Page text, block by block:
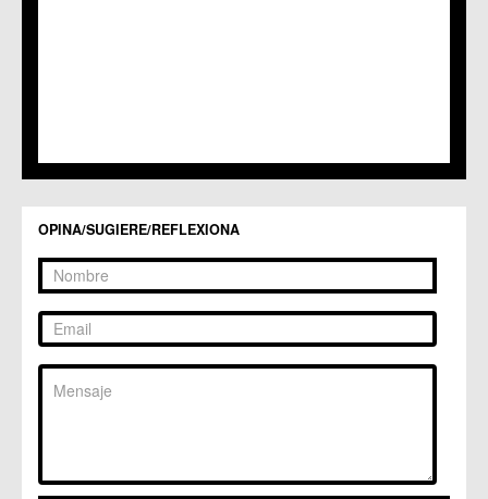
C.C. Zarandona
OPINA/SUGIERE/REFLEXIONA